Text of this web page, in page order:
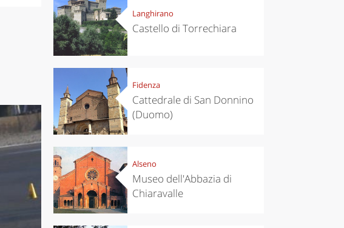
Langhirano
Castello di Torrechiara
Fidenza
Cattedrale di San Donnino
(Duomo)
Alseno
Museo dell'Abbazia di
Chiaravalle